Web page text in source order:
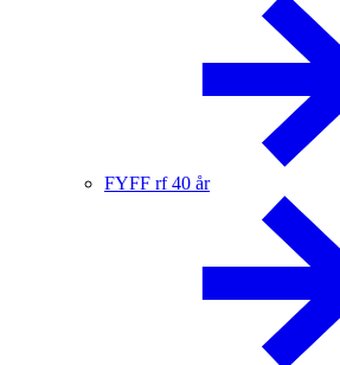
FYFF rf 40 år